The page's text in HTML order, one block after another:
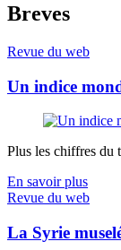
Breves
Revue du web
Un indice
Plus les chiffres du
En savoir plus
Revue du web
La Syrie